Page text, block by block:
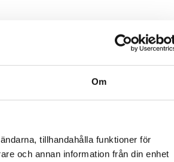
Om
tillhandahålla funktioner för
och annan information från din enhet